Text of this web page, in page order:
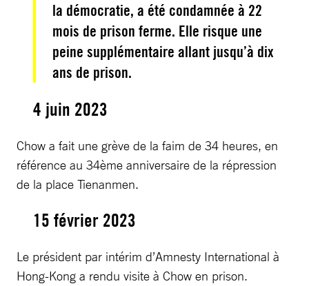
la démocratie, a été condamnée à 22
mois de prison ferme. Elle risque une
peine supplémentaire allant jusqu’à dix
ans de prison.
4 juin 2023
Chow a fait une grève de la faim de 34 heures, en
référence au 34ème anniversaire de la répression
de la place Tienanmen.
15 février 2023
Le président par intérim d’Amnesty International à
Hong-Kong a rendu visite à Chow en prison.